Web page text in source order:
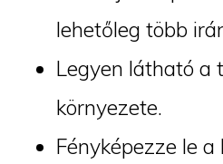
lehetőleg több
Legyen látható a
környezete.
Fényképezze le